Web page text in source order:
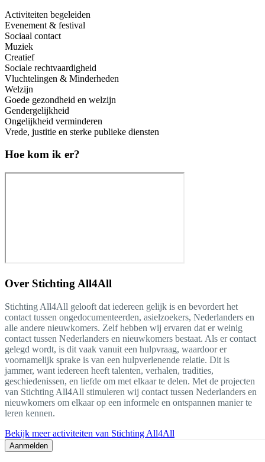
Activiteiten begeleiden
Evenement & festival
Sociaal contact
Muziek
Creatief
Sociale rechtvaardigheid
Vluchtelingen & Minderheden
Welzijn
Goede gezondheid en welzijn
Gendergelijkheid
Ongelijkheid verminderen
Vrede, justitie en sterke publieke diensten
Hoe kom ik er?
Over Stichting All4All
Stichting All4All gelooft dat iedereen gelijk is en bevordert het
contact tussen ongedocumenteerden, asielzoekers, Nederlanders en
alle andere nieuwkomers. Zelf hebben wij ervaren dat er weinig
contact tussen Nederlanders en nieuwkomers bestaat. Als er contact
gelegd wordt, is dit vaak vanuit een hulpvraag, waardoor er
voornamelijk sprake is van een hulpverlenende relatie. Dit is
jammer, want iedereen heeft talenten, verhalen, tradities,
geschiedenissen, en liefde om met elkaar te delen. Met de projecten
van Stichting All4All stimuleren wij contact tussen Nederlanders en
nieuwkomers om elkaar op een informele en ontspannen manier te
leren kennen.
Bekijk meer activiteiten van Stichting All4All
Aanmelden